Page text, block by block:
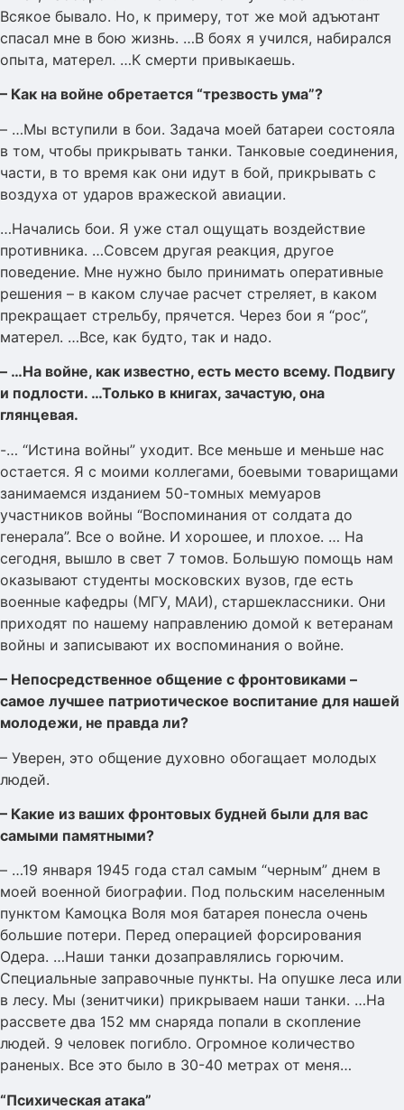
Всякое бывало. Но, к примеру, тот же мой адъютант
спасал мне в бою жизнь. …В боях я учился, набирался
опыта, матерел. …К смерти привыкаешь.
– Как на войне обретается “трезвость ума”?
– …Мы вступили в бои. Задача моей батареи состояла
в том, чтобы прикрывать танки. Танковые соединения,
части, в то время как они идут в бой, прикрывать с
воздуха от ударов вражеской авиации.
…Начались бои. Я уже стал ощущать воздействие
противника. …Совсем другая реакция, другое
поведение. Мне нужно было принимать оперативные
решения – в каком случае расчет стреляет, в каком
прекращает стрельбу, прячется. Через бои я “рос”,
матерел. …Все, как будто, так и надо.
– …На войне, как известно, есть место всему. Подвигу
и подлости. …Только в книгах, зачастую, она
глянцевая.
-… “Истина войны” уходит. Все меньше и меньше нас
остается. Я с моими коллегами, боевыми товарищами
занимаемся изданием 50-томных мемуаров
участников войны “Воспоминания от солдата до
генерала”. Все о войне. И хорошее, и плохое. … На
сегодня, вышло в свет 7 томов. Большую помощь нам
оказывают студенты московских вузов, где есть
военные кафедры (МГУ, МАИ), старшеклассники. Они
приходят по нашему направлению домой к ветеранам
войны и записывают их воспоминания о войне.
– Непосредственное общение с фронтовиками –
самое лучшее патриотическое воспитание для нашей
молодежи, не правда ли?
– Уверен, это общение духовно обогащает молодых
людей.
– Какие из ваших фронтовых будней были для вас
самыми памятными?
– …19 января 1945 года стал самым “черным” днем в
моей военной биографии. Под польским населенным
пунктом Камоцка Воля моя батарея понесла очень
большие потери. Перед операцией форсирования
Одера. …Наши танки дозаправлялись горючим.
Специальные заправочные пункты. На опушке леса или
в лесу. Мы (зенитчики) прикрываем наши танки. …На
рассвете два 152 мм снаряда попали в скопление
людей. 9 человек погибло. Огромное количество
раненых. Все это было в 30-40 метрах от меня…
“Психическая атака”